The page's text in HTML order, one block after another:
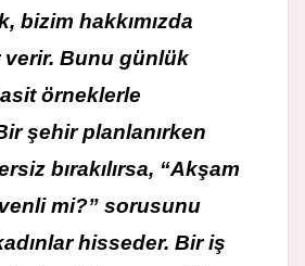
bizim hakkımızda
verir. Bunu günlük
örneklerle
şehir planlanırken
bırakılırsa, “Akşam
mi?” sorusunu
hisseder. Bir iş